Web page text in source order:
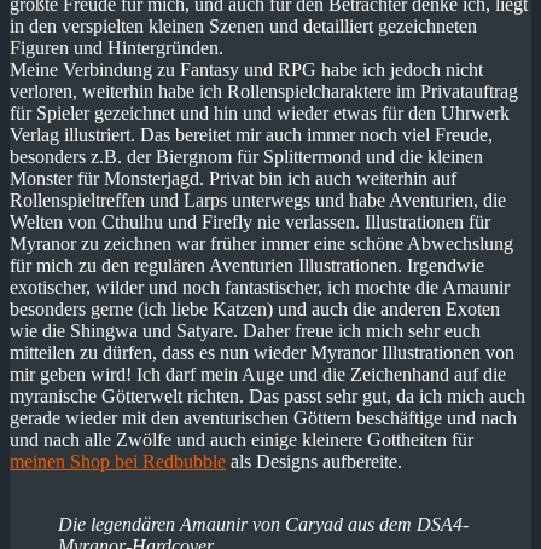
größte Freude für mich, und auch für den Betrachter denke ich, liegt
in den verspielten kleinen Szenen und detailliert gezeichneten
Figuren und Hintergründen.
Meine Verbindung zu Fantasy und RPG habe ich jedoch nicht
verloren, weiterhin habe ich Rollenspielcharaktere im Privatauftrag
für Spieler gezeichnet und hin und wieder etwas für den Uhrwerk
Verlag illustriert. Das bereitet mir auch immer noch viel Freude,
besonders z.B. der Biergnom für Splittermond und die kleinen
Monster für Monsterjagd. Privat bin ich auch weiterhin auf
Rollenspieltreffen und Larps unterwegs und habe Aventurien, die
Welten von Cthulhu und Firefly nie verlassen. Illustrationen für
Myranor zu zeichnen war früher immer eine schöne Abwechslung
für mich zu den regulären Aventurien Illustrationen. Irgendwie
exotischer, wilder und noch fantastischer, ich mochte die Amaunir
besonders gerne (ich liebe Katzen) und auch die anderen Exoten
wie die Shingwa und Satyare. Daher freue ich mich sehr euch
mitteilen zu dürfen, dass es nun wieder Myranor Illustrationen von
mir geben wird! Ich darf mein Auge und die Zeichenhand auf die
myranische Götterwelt richten. Das passt sehr gut, da ich mich auch
gerade wieder mit den aventurischen Göttern beschäftige und nach
und nach alle Zwölfe und auch einige kleinere Gottheiten für
meinen Shop bei Redbubble als Designs aufbereite.
Die legendären Amaunir von Caryad aus dem DSA4-